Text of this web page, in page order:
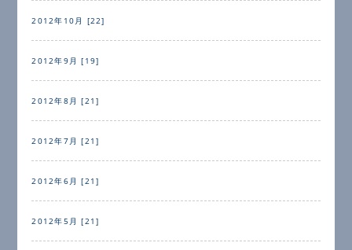
2012年10月 [22]
2012年9月 [19]
2012年8月 [21]
2012年7月 [21]
2012年6月 [21]
2012年5月 [21]